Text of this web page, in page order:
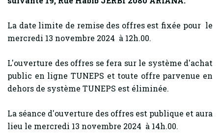
La date limite de remise des offres est fixée pour le
mercredi 13 novembre 2024 à 12h.00.
L'ouverture des offres se fera sur le système d'achat
public en ligne TUNEPS et toute offre parvenue en
dehors de système TUNEPS est éliminée.
La séance d'ouverture des offres est publique et aura
lieu le mercredi 13 novembre 2024 à 14h.00.